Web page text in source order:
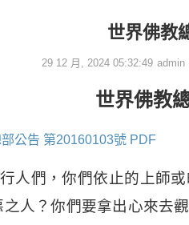
世界佛教
29 12 月, 2024 05:32:49 admin
世界佛教
公告 第20160103號 PDF
人們，你們依止的上師
人？你們要拿出心來去